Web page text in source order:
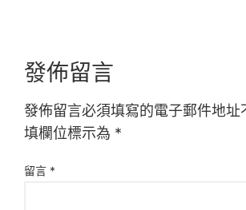
發佈留言
發佈留言必須填寫的電子郵件地址
填欄位標示為 *
留言 *